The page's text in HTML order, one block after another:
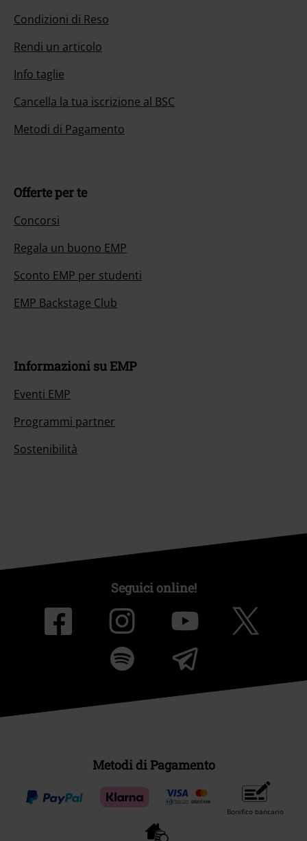
Condizioni di Reso
Rendi un articolo
Info taglie
Cancella la tua iscrizione al BSC
Metodi di Pagamento
Offerte per te
Concorsi
Regala un buono EMP
Sconto EMP per studenti
EMP Backstage Club
Informazioni su EMP
Eventi EMP
Programmi partner
Sostenibilità
Seguici online!
Metodi di Pagamento
Bonifico bancario